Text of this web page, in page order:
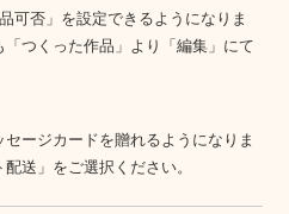
可否」を設定できるようになりま
つくった作品」より「編集」にて
ージカードを贈れるようになりま
送」をご選択ください。